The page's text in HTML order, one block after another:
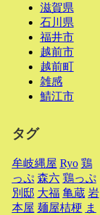
滋賀県
石川県
福井市
越前市
越前町
雑感
鯖江市
タグ
牟岐縄屋 Ryo 鶏
っぷ 森六 鶏っぷ
別邸 大福 亀蔵 岩
本屋 麺屋桔梗 ま